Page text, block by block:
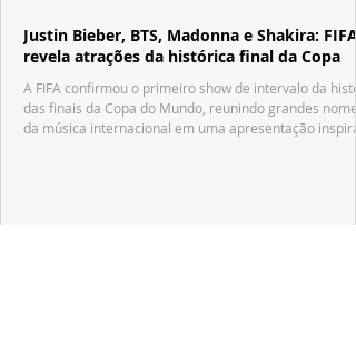
Justin Bieber, BTS, Madonna e Shakira: FIFA
revela atrações da histórica final da Copa
A FIFA confirmou o primeiro show de intervalo da
das finais da Copa do Mundo, reunindo grandes nomes
da música internacional em uma apresentação